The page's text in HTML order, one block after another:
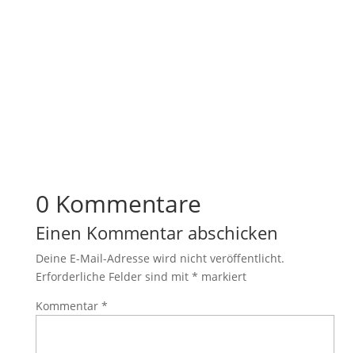
0 Kommentare
Einen Kommentar abschicken
Deine E-Mail-Adresse wird nicht veröffentlicht.
Erforderliche Felder sind mit * markiert
Kommentar *